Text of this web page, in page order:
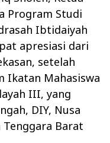
Program Studi
Ibtidaiyah
apresiasi dari
setelah
Ikatan Mahasiswa
III, yang
DIY, Nusa
Barat